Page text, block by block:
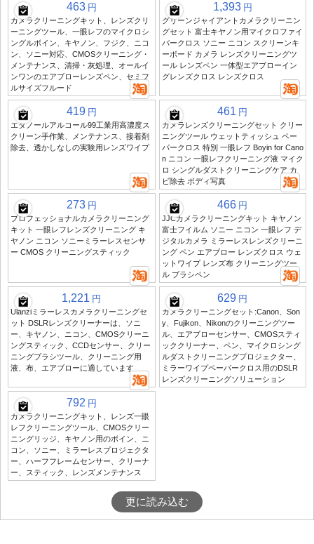
463 円
カメラクリーニングキット、レンズクリ
ーニングツール、一眼レフのマイクロシ
ングルボイン、キヤノン、フジク、ニコ
ン、ソニー対応、CMOSクリーニング・
メンテナンス、清掃・灰処理、オールイ
ンワンのエアブローレンズペン、セミフ
ルサイズフルード
1,393 円
グリーンジャイアントカメラクリーニン
グセット 富士キヤノン用マイクロファイ
バークロス ソニー ニコン スクリーンキ
ーボード カメラ レンズクリーニングツ
ール レンズペン 一体型エアブローイン
グレンズクロス レンズクロス
419 円
エタノールアルコール99工業用高濃度ス
クリーン手作業、メンテナンス、接着剤
除去、透かしなしの実験用レンズワイプ
461 円
カメラレンズクリーニングセット クリー
ニングツール ウェットティッシュ ペー
パークロス 特別 一眼レフ Boyin for Cano
n ニコン 一眼レフクリーニング液 マイク
ロ シングルダストクリーニングケア カ
ビ除去 ボディ写真
273 円
プロフェッショナルカメラクリーニング
キット 一眼レフレンズクリーニング キ
ヤノン ニコン ソニーミラーレスセンサ
ー CMOS クリーニングスティック
466 円
JJCカメラクリーニングキット キヤノン
富士フイルム ソニー ニコン 一眼レフ デ
ジタルカメラ ミラーレスレンズクリーニ
ング ペン エアブロー レンズクロス ウェ
ットワイプ レンズ布 クリーニングツー
ル ブラシペン
1,221 円
Ulanziミラーレスカメラクリーニングセ
ット DSLRレンズクリーナーは、ソニ
ー、キヤノン、ニコン、CMOSクリーニ
ングスティック、CCDセンサー、クリー
ニングブラシツール、クリーニング用
液、布、エアブローに適しています
629 円
カメラクリーニングセット:Canon、Son
y、Fujikon、Nikonのクリーニングツー
ル、エアブローセンサー、CMOSスティ
ッククリーナー、ペン、マイクロシング
ルダストクリーニングプロジェクター、
ミラーワイプペーパークロス用のDSLR
レンズクリーニングソリューション
792 円
カメラクリーニングキット、レンズ一眼
レフクリーニングツール、CMOSクリー
ニングリッジ、キヤノン用のボイン、ニ
コン、ソニー、ミラーレスプロジェクタ
ー、ハーフフレームセンサー、クリーナ
ー、スティック、レンズメンテナンス
更に読み込む